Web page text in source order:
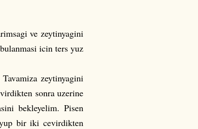
ve zeytinyagini
icin ters yuz
zeytinyagini
sonra uzerine
bekleyelim. Pisen
bir iki cevirdikten